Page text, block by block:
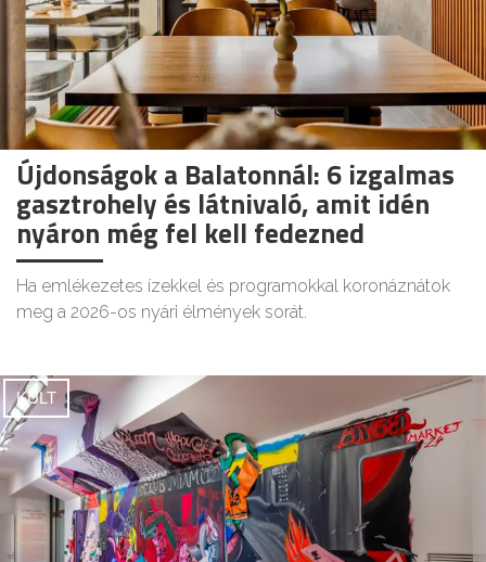
Újdonságok a Balatonnál: 6 izgalmas
gasztrohely és látnivaló, amit idén
nyáron még fel kell fedezned
Ha emlékezetes ízekkel és programokkal koronáznátok
meg a 2026-os nyári élmények sorát.
KULT